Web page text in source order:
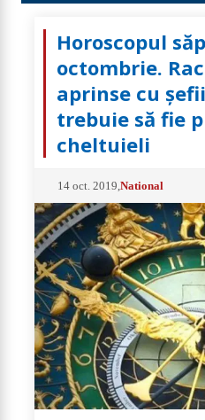
Horoscopul
octombrie.
aprinse cu
trebuie să fie
cheltuieli
14 oct. 2019 ,National